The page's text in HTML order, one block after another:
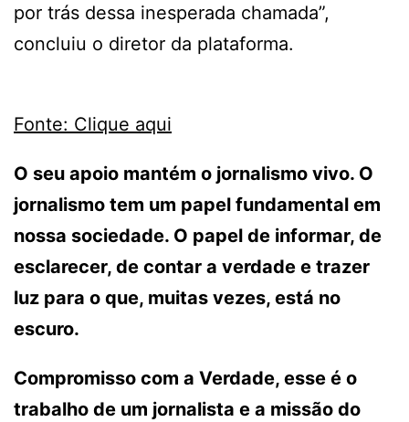
por trás dessa inesperada chamada”,
concluiu o diretor da plataforma.
Fonte: Clique aqui
O seu apoio mantém o jornalismo vivo. O
jornalismo tem um papel fundamental em
nossa sociedade. O papel de informar, de
esclarecer, de contar a verdade e trazer
luz para o que, muitas vezes, está no
escuro.
Compromisso com a Verdade, esse é o
trabalho de um jornalista e a missão do